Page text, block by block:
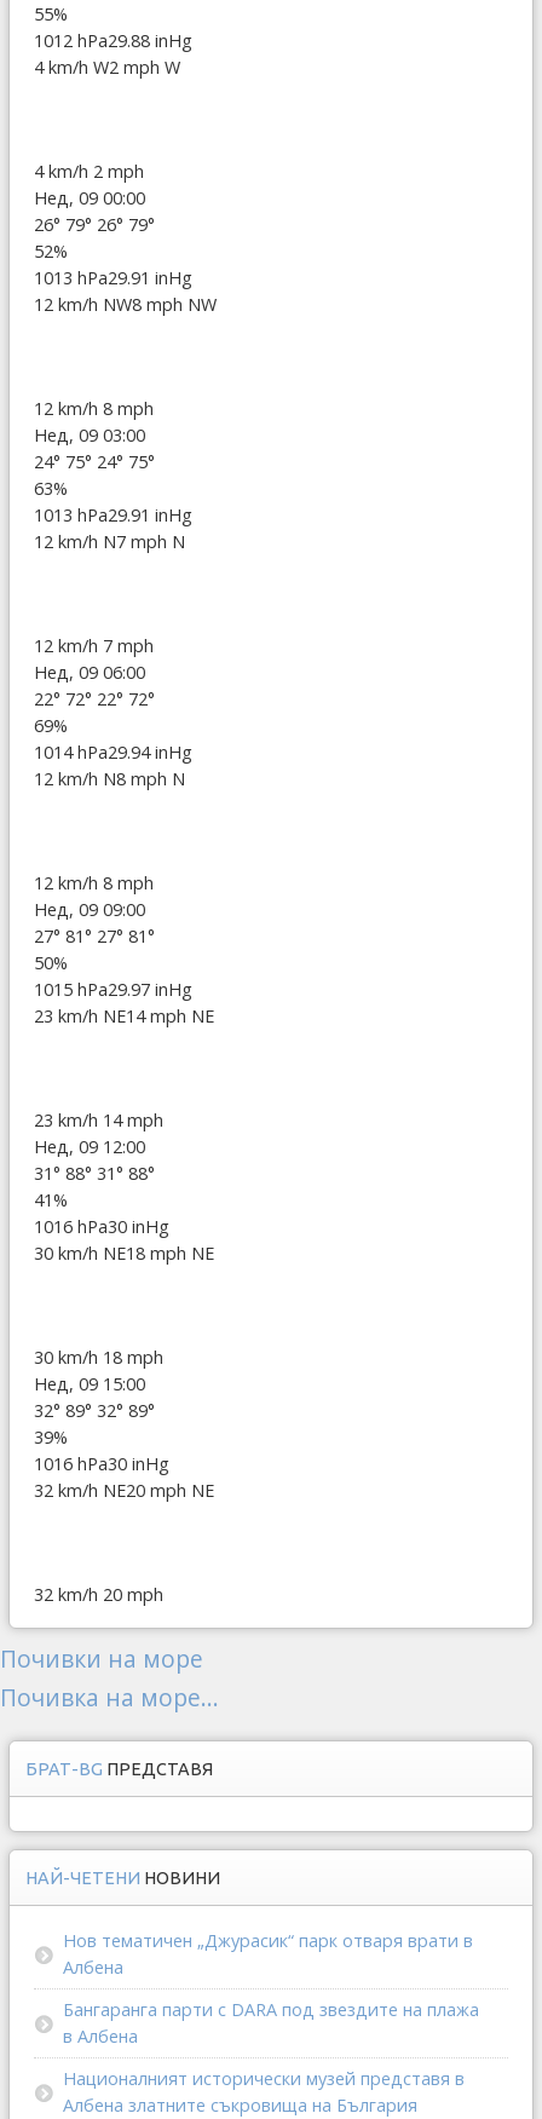
55%
1012 hPa29.88 inHg
4 km/h W2 mph W
4 km/h 2 mph
Нед, 09 00:00
26° 79° 26° 79°
52%
1013 hPa29.91 inHg
12 km/h NW8 mph NW
12 km/h 8 mph
Нед, 09 03:00
24° 75° 24° 75°
63%
1013 hPa29.91 inHg
12 km/h N7 mph N
12 km/h 7 mph
Нед, 09 06:00
22° 72° 22° 72°
69%
1014 hPa29.94 inHg
12 km/h N8 mph N
12 km/h 8 mph
Нед, 09 09:00
27° 81° 27° 81°
50%
1015 hPa29.97 inHg
23 km/h NE14 mph NE
23 km/h 14 mph
Нед, 09 12:00
31° 88° 31° 88°
41%
1016 hPa30 inHg
30 km/h NE18 mph NE
30 km/h 18 mph
Нед, 09 15:00
32° 89° 32° 89°
39%
1016 hPa30 inHg
32 km/h NE20 mph NE
32 km/h 20 mph
Почивки на море
Почивка на море...
БРАТ-BG ПРЕДСТАВЯ
НАЙ-ЧЕТЕНИ НОВИНИ
Нов тематичен „Джурасик“ парк отваря врати в
Албена
Бангаранга парти с DARA под звездите на плажа
в Албена
Националният исторически музей представя в
Албена златните съкровища на България